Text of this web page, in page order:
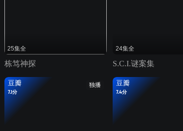
25集全
栋笃神探
24集全
S.C.I.谜案集
独播
豆瓣
7.1分
豆瓣
7.4分